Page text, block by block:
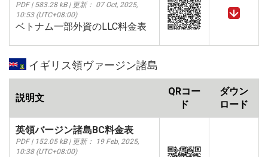
PDF | 583.28 kB | 更新： 07 Oct, 2025,
10:53 (UTC+08:00)
ベトナム一部外資のLLC料金表
イギリス領ヴァージン諸島
説明文
QRコー
ド
ダウン
ロード
英領バージン諸島BC料金表
PDF | 152.05 kB | 更新： 19 Feb, 2025,
10:38 (UTC+08:00)